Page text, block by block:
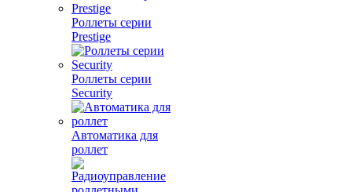
Роллеты серии
Prestige
Роллеты серии
Security
Автоматика для
роллет